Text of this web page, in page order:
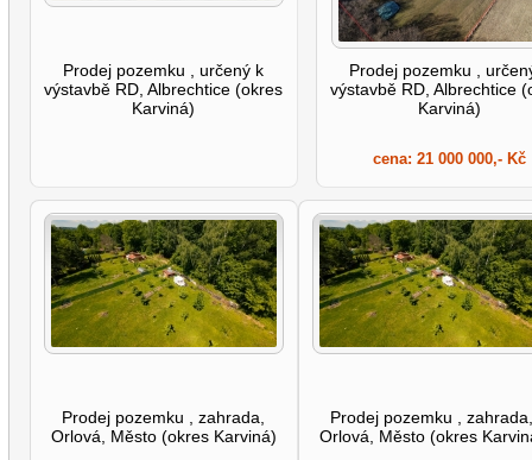
Prodej pozemku , určený k
výstavbě RD, Albrechtice (okres
Karviná)
Prodej pozemku ,
výstavbě RD, Albrechtice
Karviná)
cena:21 000 000,- Kč
Prodej pozemku , zahrada,
Orlová, Město (okres Karviná)
Prodej pozemku ,
Orlová, Město (okres